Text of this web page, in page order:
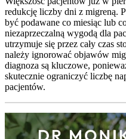
redukcję liczby dni z migreną.
być podawane co miesiąc lub
niezaprzeczalną wygodą dla
utrzymuje się przez cały czas
należy ignorować objawów
diagnoza są kluczowe,
skutecznie ograniczyć liczbę
pacjentów.